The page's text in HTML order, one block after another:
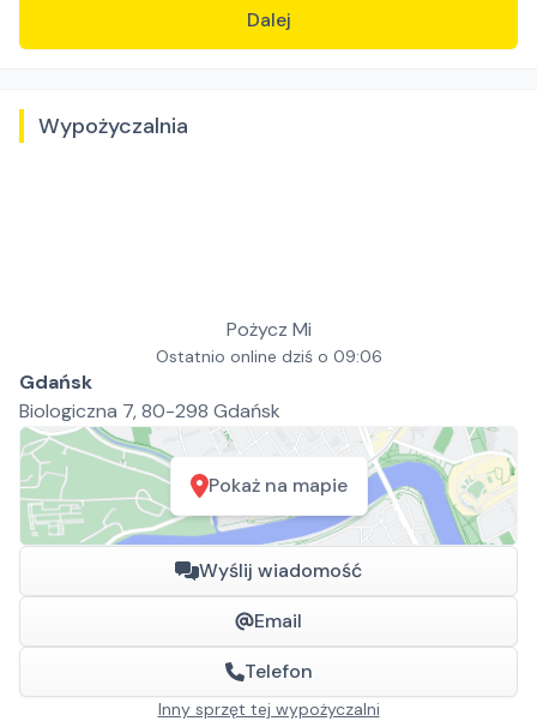
Dalej
Wypożyczalnia
Pożycz Mi
Ostatnio online dziś o 09:06
Gdańsk
Biologiczna 7, 80-298 Gdańsk
Pokaż na mapie
Wyślij wiadomość
Email
Telefon
Inny sprzęt tej wypożyczalni